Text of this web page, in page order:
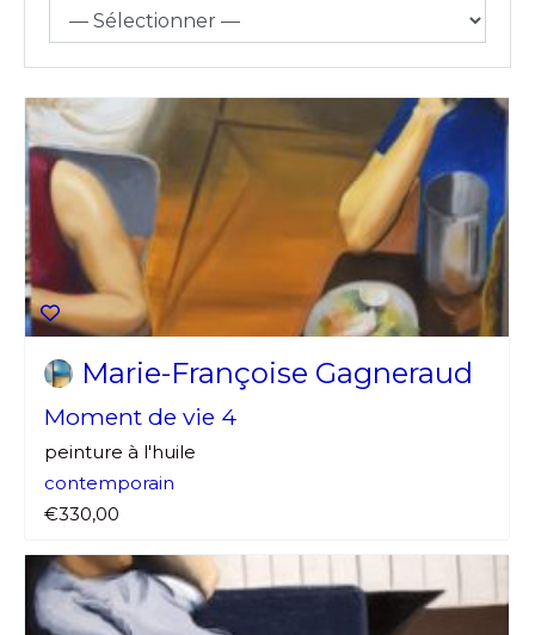
Marie-Françoise Gagneraud
Moment de vie 4
peinture à l'huile
contemporain
€330,00